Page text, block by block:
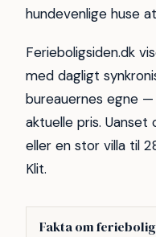
hundevenlige huse
Ferieboligsiden.dk
med dagligt
bureauernes egne
aktuelle pris.
eller en stor villa til
Klit.
Fakta om